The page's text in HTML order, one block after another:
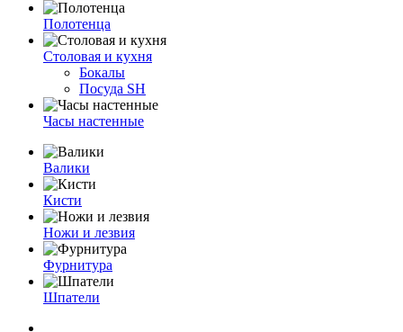
Полотенца
Столовая и кухня
Бокалы
Посуда SH
Часы настенные
Валики
Кисти
Ножи и лезвия
Фурнитура
Шпатели